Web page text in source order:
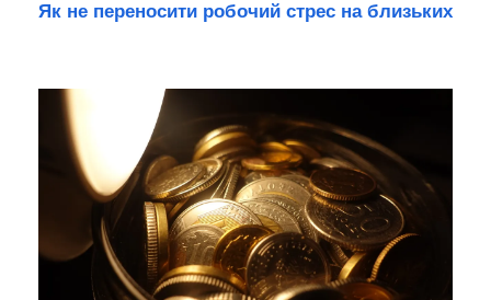
Як не переносити робочий стрес на близьких